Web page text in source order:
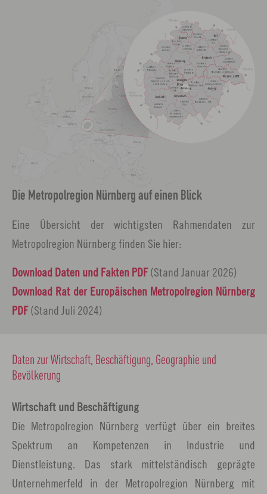
Die Metropolregion Nürnberg auf einen Blick
Eine Übersicht der wichtigsten Rahmendaten zur
Metropolregion Nürnberg finden Sie hier:
Download Daten und Fakten PDF(Stand Januar 2026)
Download Rat der Europäischen Metropolregion Nürnberg
PDF(Stand Juli 2024)
Daten zur Wirtschaft, Beschäftigung, Geographie und
Bevölkerung
Wirtschaft und Beschäftigung
Die Metropolregion Nürnberg verfügt über ein breites
Spektrum an Kompetenzen in Industrie und
Dienstleistung. Das stark mittelständisch geprägte
Unternehmerfeld in der Metropolregion Nürnberg mit